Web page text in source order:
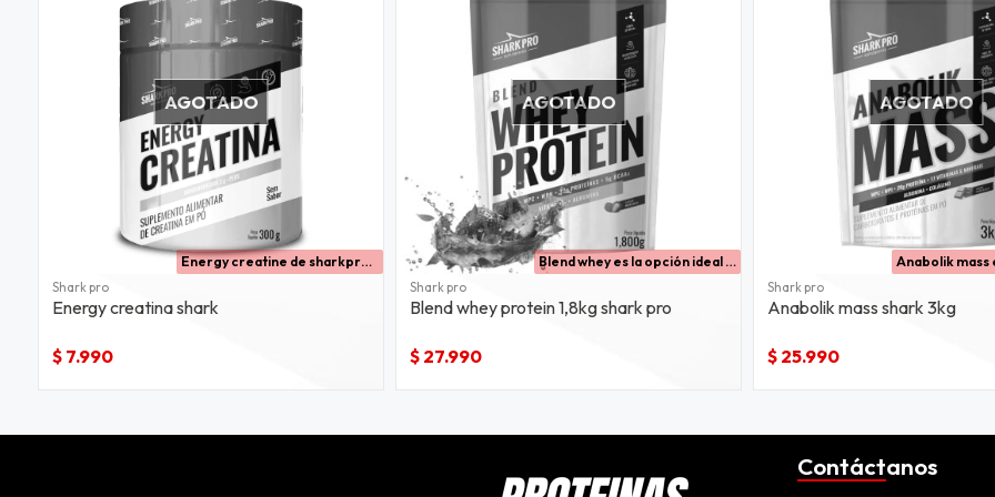
AGOTADO
Energy creatine de sharkpro es tu aliado ideal para maximizar tu rendimiento deportivo y alcanzar nuevas alturas en el entrenamiento. este monohidrato de creatina en polvo está diseñado para quienes buscan resultados efectivos y una experiencia sabro
Shark pro
Energy creatina shark
$ 7.990
AGOTADO
Blend whey es la opción ideal para deportistas que buscan una nutrición de alta calidad y sabores irresistibles. con una combinación de 22 g de proteína, 5 g de bcaa y vitaminas esenciales,
Shark pro
Blend whey protein 1,8kg shark pro
$ 27.990
AGOTADO
Shark pro
Anabolik mass shark 3kg
$ 25.990
Contáctanos